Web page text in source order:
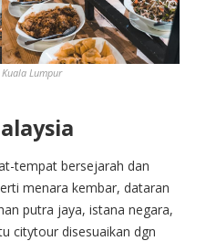
Lumpur
tempat bersejarah dan
menara kembar, dataran
putra jaya, istana negara,
citytour disesuaikan dgn